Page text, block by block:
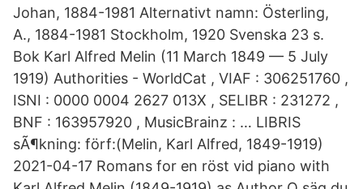
Johan, 1884-1981 Alternativt namn: Österling,
A., 1884-1981 Stockholm, 1920 Svenska 23 s.
Bok Karl Alfred Melin (11 March 1849 — 5 July
1919) Authorities - WorldCat , VIAF : 306251760 ,
ISNI : 0000 0004 2627 013X , SELIBR : 231272 ,
BNF : 163957920 , MusicBrainz : … LIBRIS
sÃ¶kning: förf:(Melin, Karl Alfred, 1849-1919)
2021-04-17 Romans for en röst vid piano with